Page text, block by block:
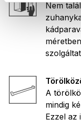
Nem
A
mindig
Ezzel az